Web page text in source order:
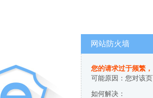
网站防火墙
您的请求过于频繁
可能原因：您对该
如何解决：